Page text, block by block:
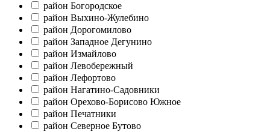
район Богородское
район Выхино-Жулебино
район Дорогомилово
район Западное Дегунино
район Измайлово
район Левобережный
район Лефортово
район Нагатино-Садовники
район Орехово-Борисово Южное
район Печатники
район Северное Бутово